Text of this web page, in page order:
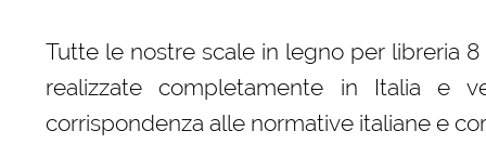
Tutte le nostre scale in legno per libreria
realizzate completamente in Italia e
corrispondenza alle normative italiane e